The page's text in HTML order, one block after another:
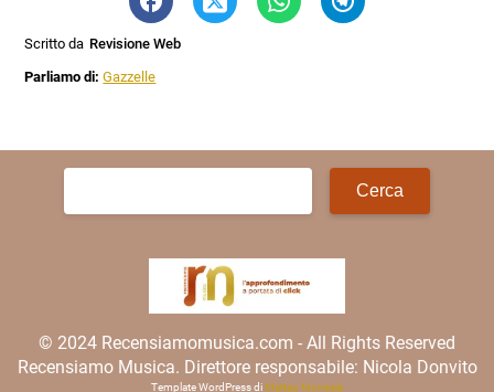
Scritto da Revisione Web
Parliamo di:Gazzelle
Ricerca
© 2024 Recensiamomusica.com - All Rights Reserved
Recensiamo Musica. Direttore responsabile: Nicola Donvito
Template WordPress di Matteo Morreale